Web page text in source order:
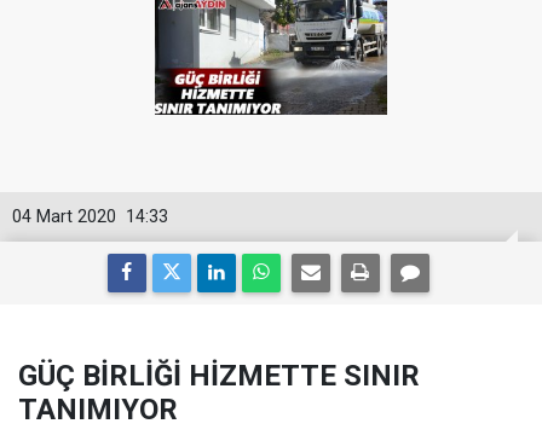
14:33
04 Mart 2020
GÜÇ BİRLİĞİ HİZMETTE SINIR
TANIMIYOR